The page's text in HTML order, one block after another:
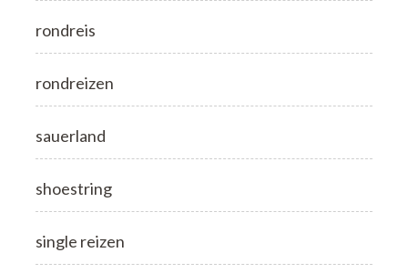
rondreis
rondreizen
sauerland
shoestring
single reizen